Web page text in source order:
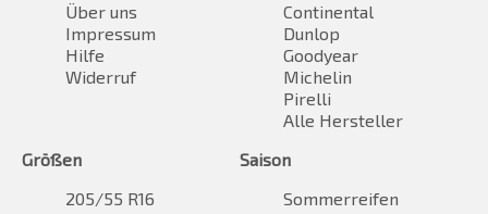
Über uns
Impressum
Hilfe
Widerruf
Continental
Dunlop
Goodyear
Michelin
Pirelli
Alle Hersteller
Größen
205/55 R16
Saison
Sommerreifen